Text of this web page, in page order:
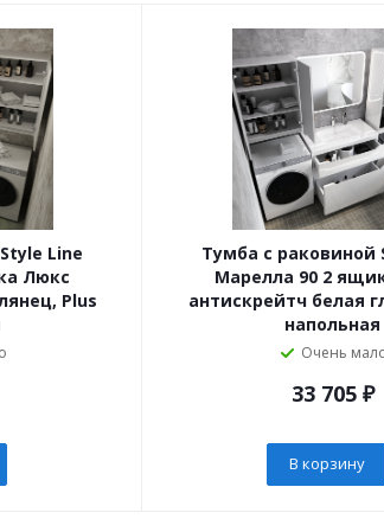
Line
Люкс
Plus
Тумба с раковиной
Марелла 90 2
антискрейтч белая
напольная
Очень
33 705₽
В корзину